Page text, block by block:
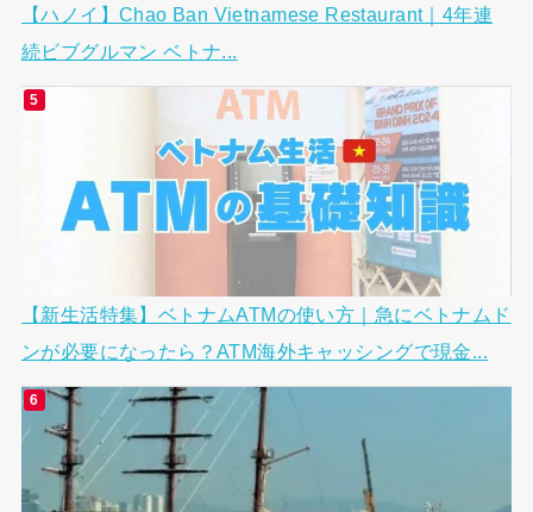
【ハノイ】Chao Ban Vietnamese Restaurant｜4年連
続ビブグルマン ベトナ...
【新生活特集】ベトナムATMの使い方｜急にベトナムド
ンが必要になったら？ATM海外キャッシングで現金...